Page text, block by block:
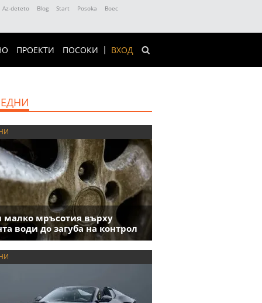
Az-deteto Blog Start Posoka
Boec
ВХОД
ПРОЕКТИ ПОСОКИ
малко мръсотия върху
води до загуба на контрол